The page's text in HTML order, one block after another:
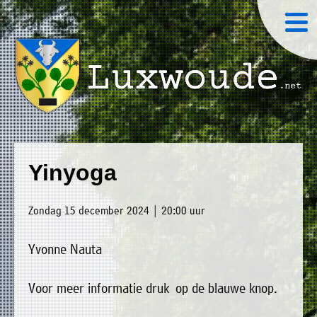
Yinyoga
Zondag 15 december 2024 | 20:00 uur
Yvonne Nauta
Voor meer informatie druk op de blauwe knop.
»
Home
»
Welkom
»
Nieuws
»
Agenda
»
Luxwoude.net
website@luxwoude.net
Plaatselijk
belang
Op
dit
moment
bestaat
het
bestuur